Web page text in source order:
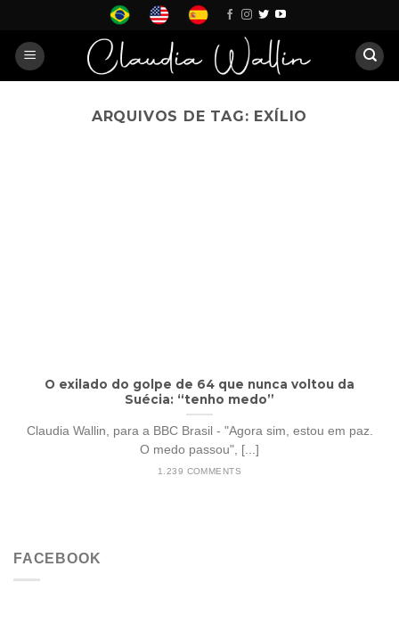
content
ARQUIVOS DE TAG: EXÍLIO
O exilado do golpe de 64 que nunca voltou da
Suécia: “tenho medo”
Claudia Wallin, para a BBC Brasil - "Agora sim, estou em paz.
O medo passou", [...]
1.239 COMMENTS
FACEBOOK